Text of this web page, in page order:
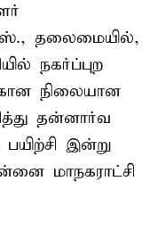
தலைமையில்,
நகர்ப்புற
நிலையான
தன்னார்வ
இன்று
மாநகராட்சி